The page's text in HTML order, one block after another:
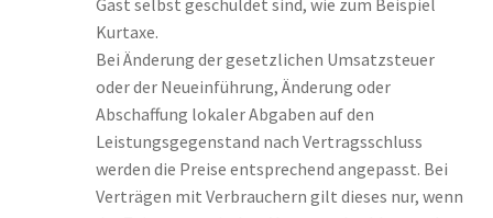
Kurtaxe.
Bei Änderung der gesetzlichen Umsatzsteuer
oder der Neueinführung, Änderung oder
Abschaffung lokaler Abgaben auf den
Leistungsgegenstand nach Vertragsschluss
werden die Preise entsprechend angepasst. Bei
Verträgen mit Verbrauchern gilt dieses nur, wenn